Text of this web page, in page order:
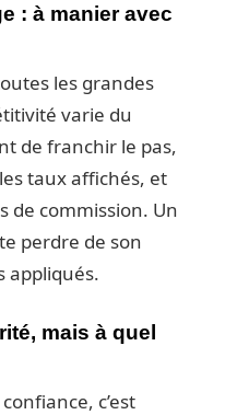
: à manier avec
les grandes
varie du
de franchir le pas,
taux affichés, et
de commission. Un
perdre de son
appliqués.
mais à quel
c’est